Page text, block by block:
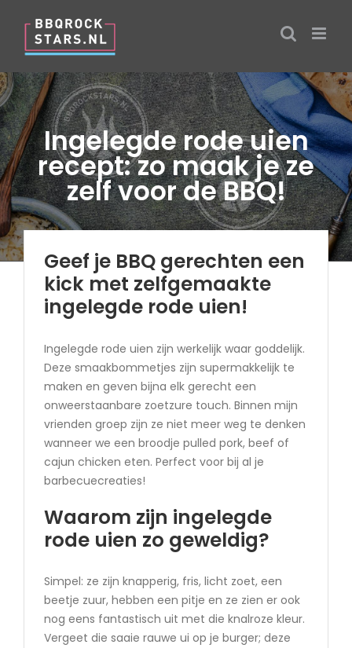
inhoud
Ingelegde rode uien
recept: zo maak je ze
zelf voor de BBQ!
Geef je BBQ gerechten een
kick met zelfgemaakte
ingelegde rode uien!
Ingelegde rode uien zijn werkelijk waar goddelijk.
Deze smaakbommetjes zijn supermakkelijk te
maken en geven bijna elk gerecht een
onweerstaanbare zoetzure touch. Binnen mijn
vrienden groep zijn ze niet meer weg te denken
wanneer we een broodje pulled pork, beef of
cajun chicken eten. Perfect voor bij al je
barbecuecreaties!
Waarom zijn ingelegde
rode uien zo geweldig?
Simpel: ze zijn knapperig, fris, licht zoet, een
beetje zuur, hebben een pitje en ze zien er ook
nog eens fantastisch uit met die knalroze kleur.
Vergeet die saaie rauwe ui op je burger; deze